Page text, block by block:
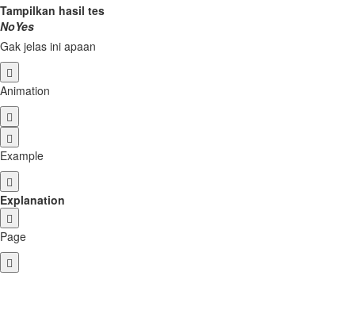
Tampilkan hasil tes
NoYes
Gak jelas ini apaan
Animation
Example
Explanation
Page